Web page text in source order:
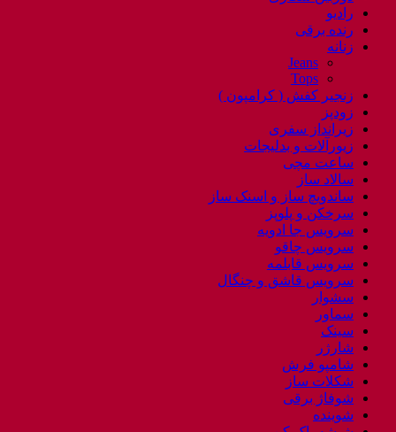
رادیو
رنده برقی
زنانه
Jeans
Tops
زنجیر کفش ( کرامپون )
زودپز
زیرانداز سفری
زیورآلات و بدلیجات
ساعت مچی
سالاد ساز
ساندویچ ساز و اسنک ساز
سرخکن و پلوپز
سرویس جا ادویه
سرویس چاقو
سرویس قابلمه
سرویس قاشق و چنگال
سشوار
سماور
سینک
شارژر
شامپو فرش
شکلات ساز
شوفاژ برقی
شوینده